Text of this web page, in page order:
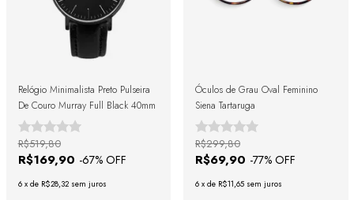
Relógio Minimalista Preto Pulseira
De Couro Murray Full Black 40mm
R$169,90 -67% OFF
R$519,80
6 x de R$28,32 sem juros
Óculos de Grau Oval Feminino
Siena Tartaruga
R$69,90 -77% OFF
R$299,80
6 x de R$11,65 sem juros